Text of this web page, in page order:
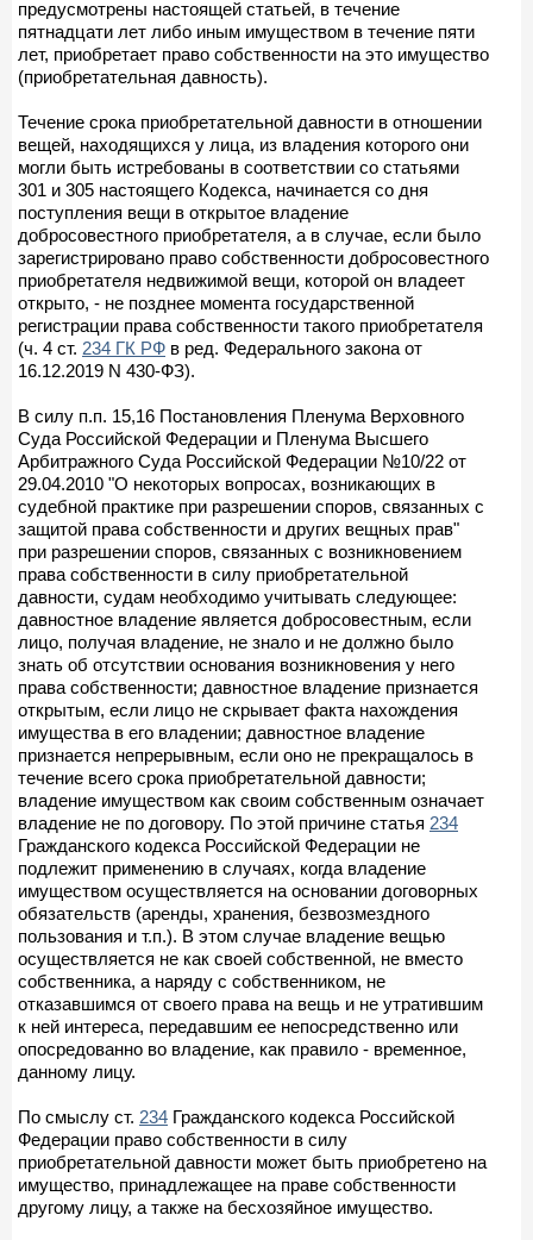
предусмотрены настоящей статьей, в течение
пятнадцати лет либо иным имуществом в течение пяти
лет, приобретает право собственности на это имущество
(приобретательная давность).
Течение срока приобретательной давности в отношении
вещей, находящихся у лица, из владения которого они
могли быть истребованы в соответствии со статьями
301 и 305 настоящего Кодекса, начинается со дня
поступления вещи в открытое владение
добросовестного приобретателя, а в случае, если было
зарегистрировано право собственности добросовестного
приобретателя недвижимой вещи, которой он владеет
открыто, - не позднее момента государственной
регистрации права собственности такого приобретателя
(ч. 4 ст. 234 ГК РФ в ред. Федерального закона от
16.12.2019 N 430-ФЗ).
В силу п.п. 15,16 Постановления Пленума Верховного
Суда Российской Федерации и Пленума Высшего
Арбитражного Суда Российской Федерации №10/22 от
29.04.2010 "О некоторых вопросах, возникающих в
судебной практике при разрешении споров, связанных с
защитой права собственности и других вещных прав"
при разрешении споров, связанных с возникновением
права собственности в силу приобретательной
давности, судам необходимо учитывать следующее:
давностное владение является добросовестным, если
лицо, получая владение, не знало и не должно было
знать об отсутствии основания возникновения у него
права собственности; давностное владение признается
открытым, если лицо не скрывает факта нахождения
имущества в его владении; давностное владение
признается непрерывным, если оно не прекращалось в
течение всего срока приобретательной давности;
владение имуществом как своим собственным означает
владение не по договору. По этой причине статья 234
Гражданского кодекса Российской Федерации не
подлежит применению в случаях, когда владение
имуществом осуществляется на основании договорных
обязательств (аренды, хранения, безвозмездного
пользования и т.п.). В этом случае владение вещью
осуществляется не как своей собственной, не вместо
собственника, а наряду с собственником, не
отказавшимся от своего права на вещь и не утратившим
к ней интереса, передавшим ее непосредственно или
опосредованно во владение, как правило - временное,
данному лицу.
По смыслу ст. 234 Гражданского кодекса Российской
Федерации право собственности в силу
приобретательной давности может быть приобретено на
имущество, принадлежащее на праве собственности
другому лицу, а также на бесхозяйное имущество.